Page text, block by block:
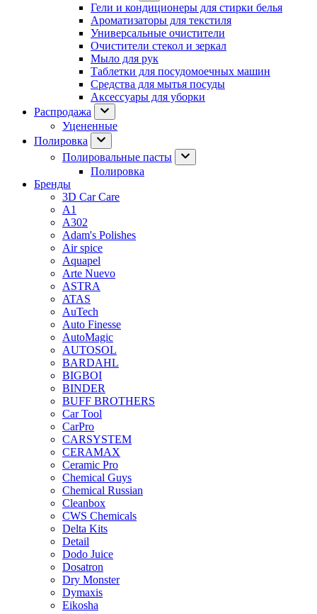
Гели и кондиционеры для стирки белья
Ароматизаторы для текстиля
Универсальные очистители
Очистители стекол и зеркал
Мыло для рук
Таблетки для посудомоечных машин
Средства для мытья посуды
Аксессуары для уборки
Распродажа
Уцененные
Полировка
Полировальные пасты
Полировка
Бренды
3D Car Care
A1
A302
Adam's Polishes
Air spice
Aquapel
Arte Nuevo
ASTRA
ATAS
AuTech
Auto Finesse
AutoMagic
AUTOSOL
BARDAHL
BIGBOI
BINDER
BUFF BROTHERS
Car Tool
CarPro
CARSYSTEM
CERAMAX
Ceramic Pro
Chemical Guys
Chemical Russian
Cleanbox
CWS Chemicals
Delta Kits
Detail
Dodo Juice
Dosatron
Dry Monster
Dymaxis
Eikosha